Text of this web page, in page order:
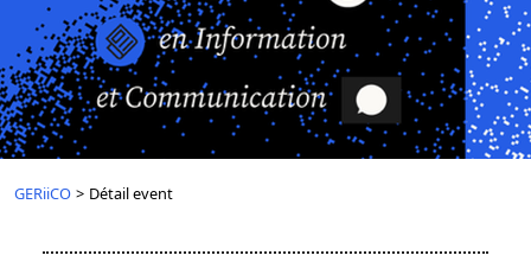
GERiiCO > Détail event